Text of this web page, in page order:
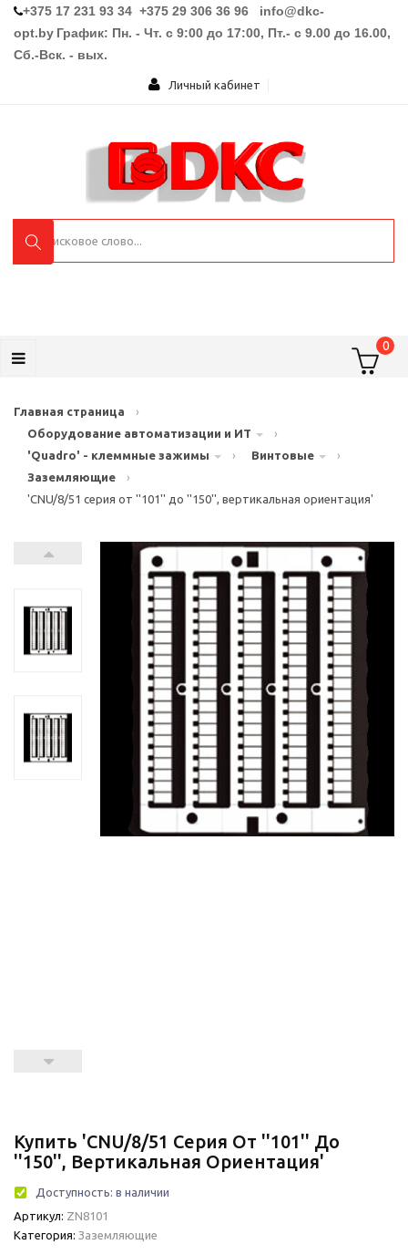
+375 17 231 93 34 +375 29 306 36 96 info@dkc-
opt.by График: Пн. - Чт. с 9:00 до 17:00, Пт.- с 9.00 до 16.00,
Сб.-Вск. - вых.
Личный кабинет
0
Главная страница
›
Оборудование автоматизации и ИТ
›
'Quadro' - клеммные зажимы
› Винтовые
›
Заземляющие
›
'CNU/8/51 серия от ''101'' до ''150'', вертикальная ориентация'
Купить 'CNU/8/51 Серия От ''101'' До
''150'', Вертикальная Ориентация'
Доступность: в наличии
Артикул: ZN8101
Категория: Заземляющие